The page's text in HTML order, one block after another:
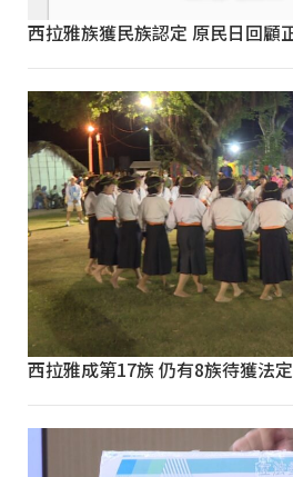
西拉雅族獲民族認定 原民日回顧
西拉雅成第17族 仍有8族待獲法